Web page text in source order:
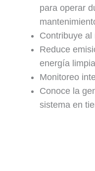
para operar
Contribuye al
Reduce
energía
Monitoreo
Conoce la
sistema en